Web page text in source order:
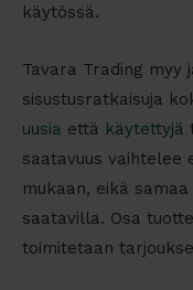
käytössä.
Tavara Trading myy
sisustusratkaisuja
uusia että käytettyjä
saatavuus vaihtelee
mukaan, eikä
saatavilla. Osa
toimitetaan